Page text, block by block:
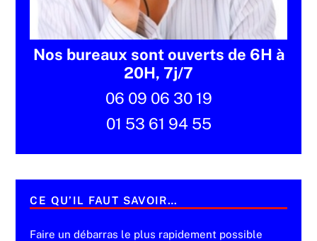
Nos bureaux sont ouverts de 6H à
20H, 7j/7
06 09 06 30 19
01 53 61 94 55
CE QU’IL FAUT SAVOIR…
Faire un débarras le plus rapidement possible